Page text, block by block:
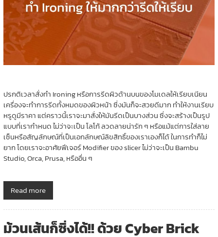
ปรกติเวลาสั่งทำ Ironing หรือการรีดผิวด้านบนของโมเดลให้เรียบเนียน
เครื่องจะทำการรีดทั้งหมดของผิวหน้า ซึ่งมันก็จะสวยดีมาก ทำให้งานเรียบ
หรูดูมีราคา แต่คราวนี้เราจะมาสั่งให้มันรีดเป็นบางส่วน ซึ่งจะสร้างเป็นรูป
แบบที่เรากำหนด ไม่ว่าจะเป็น โลโก้ ลวดลายน่ารัก ๆ หรือแม้แต่การใส่ลาย
เซ็นหรือสัญลักษณ์ที่เป็นเอกลักษณ์ลิขสิทธิ์ของเราเองก็ได้ ในการทำก็ไม่
ยาก โดยเราจะอาศัยฟีเจอร์ Modifier ของ slicer ไม่ว่าจะเป็น Bambu
Studio, Orca, Prusa, หรืออื่น ๆ
Read more
ม้วนเส้นก็ซิ่งได้!! ด้วย Cyber Brick